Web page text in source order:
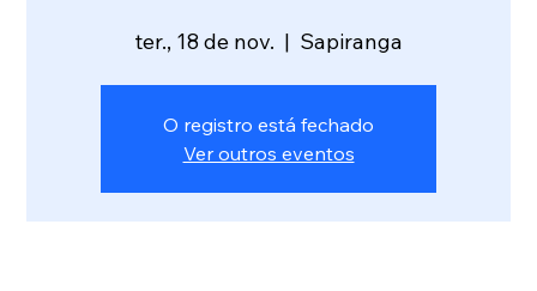
ter., 18 de nov.
  |
Sapiranga
O registro está fechado
Ver outros eventos